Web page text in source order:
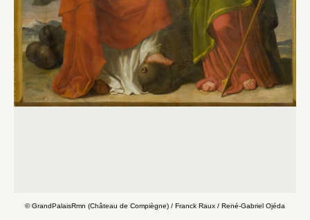
© GrandPalaisRmn (Château de Compiègne) / Franck Raux / René-Gabriel Ojéda